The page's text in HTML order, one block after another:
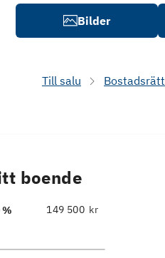
Bilder
Till salu Bostadsrätt
boende
% kr